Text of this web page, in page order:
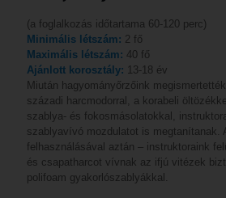
(a foglalkozás időtartama 60-120 perc)
Minimális létszám: 2 fő
Maximális létszám: 40 fő
Ajánlott korosztály: 13-18 év
Miután hagyományőrzőink
századi harcmodorral, a korabeli
szablya- és fokosmásolatokkal,
szablyavívó mozdulatot is megtanítanak.
felhasználásával aztán – instruktoraink
és csapatharcot vívnak az ifjú vitézek
polifoam gyakorlószablyákkal.